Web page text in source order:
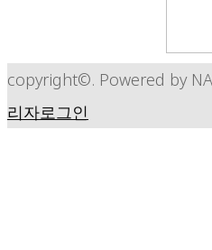
copyright©. Powered by
리자로그인